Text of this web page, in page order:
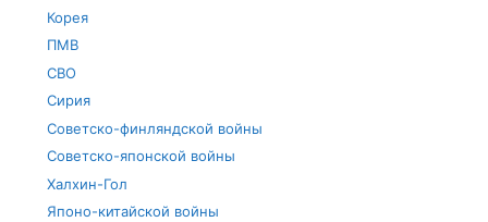
Корея
ПМВ
СВО
Сирия
Советско-финляндской войны
Советско-японской войны
Халхин-Гол
Японо-китайской войны